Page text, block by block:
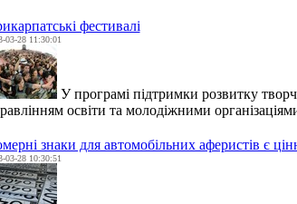
фестивалі
03-28 11:30:01
У програмі підтримки розвитку
освіти та молодіжними
знаки для автомобільних аферистів є
03-28 10:30:51